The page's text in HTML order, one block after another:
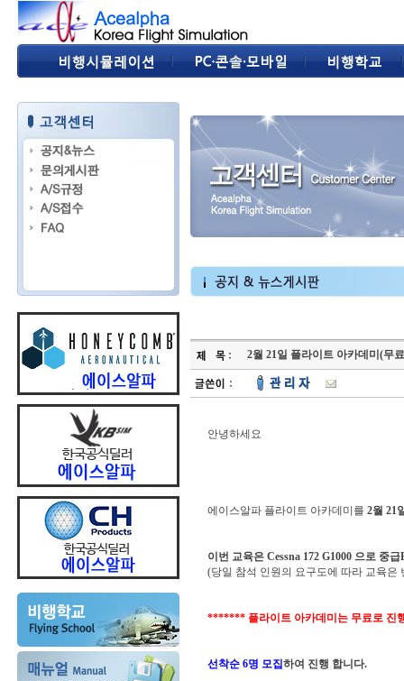
2월 21일 플라이트 아카데미(무
안녕하세요
에이스알파 플라이트 아카데미를 2월 21
이번 교육은 Cessna 172 G1000 으로 중
(당일 참석 인원의 요구도에 따라 교육은
******* 플라이트 아카데미는 무료로 진
선착순 6명 모집하여 진행 합니다.